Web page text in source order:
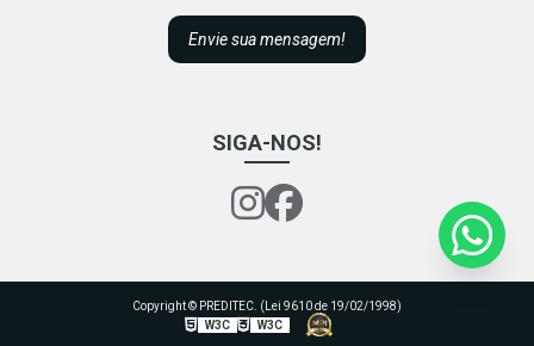
Envie sua mensagem!
SIGA-NOS!
Copyright © PREDITEC. (Lei 9610 de 19/02/1998)
W3C
W3C